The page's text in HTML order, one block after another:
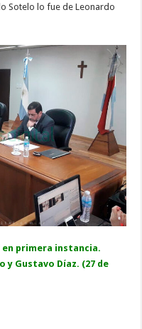
Sotelo lo fue de Leonardo
en primera instancia.
y Gustavo Díaz. (27 de